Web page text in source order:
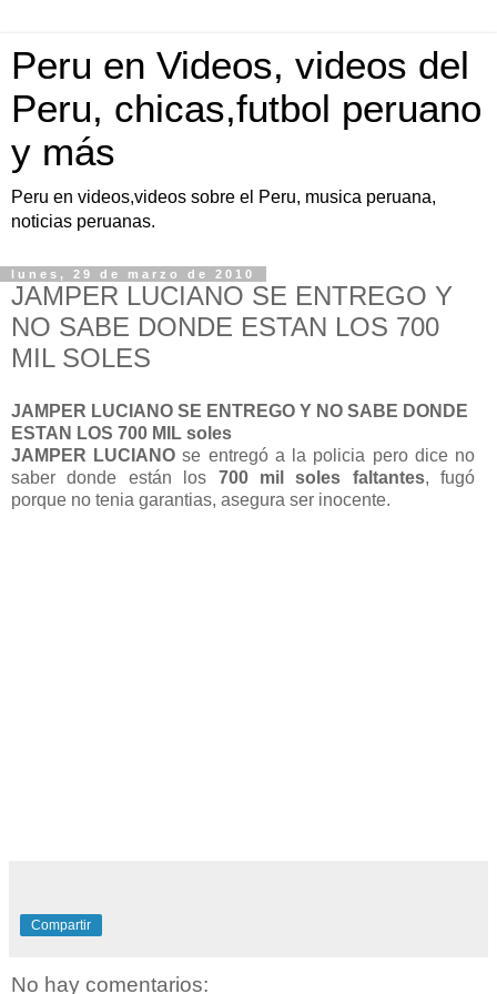
Peru en Videos, videos del
Peru, chicas,futbol peruano
y más
Peru en videos,videos sobre el Peru, musica peruana,
noticias peruanas.
lunes, 29 de marzo de 2010
JAMPER LUCIANO SE ENTREGO Y
NO SABE DONDE ESTAN LOS 700
MIL SOLES
JAMPER LUCIANO SE ENTREGO Y NO SABE DONDE
ESTAN LOS 700 MIL soles
JAMPER LUCIANO se entregó a la policia pero dice no
saber donde están los 700 mil soles faltantes, fugó
porque no tenia garantias, asegura ser inocente.
Compartir
No hay comentarios: